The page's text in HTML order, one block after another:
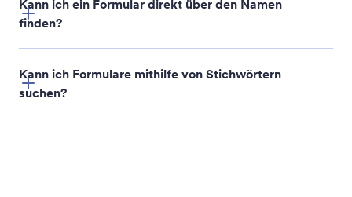
Sie nach Namen, Stichwörtern oder Status suchen.